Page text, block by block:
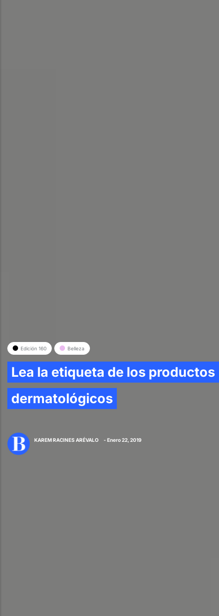
Edición 160 Belleza
Lea la etiqueta de los productos
dermatológicos
KAREM RACINES ARÉVALO - Enero 22, 2019